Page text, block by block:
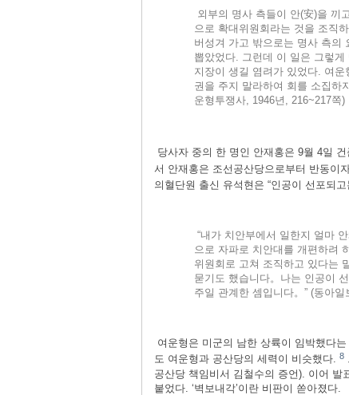
외부의 명사 측들이 안(安)을 끼
으로 확대위원회라는 것을 조직
버성겨 가고 밖으로는 명사 측의
뽑았었다. 그런데 이 일은 그렇
지장이 생길 염려가 있었다. 여
권을 주지 말라하여 회를 소집하
운형투쟁사, 1946년, 216~217쪽)
당사자 중의 한 명인 안재홍은 9월 4일
서 안재홍은 조선공산당으로부터 반동이
의혈단원 출신 유석현은 “인공이 선포되
“내가 치안부에서 일한지 얼마
으로 자파로 치안대를 개편하려
위원회로 고쳐 조직하고 있다는
묻기도 했습니다。나는 인공이
주일 관계한 셈입니다。” (동아
여운형은 미군의 남한 상륙이 임박했다
도 여운형과 공산당의 세력이 비슷했다. 8
공산당 책임비서 김철수의 증언). 이어
붙었다. ‘벽보내각’이란 비판이 쏟아졌다.